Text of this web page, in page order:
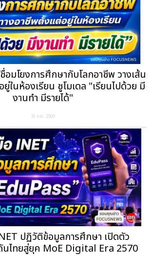
อมโยงการศึกษากับโลกอาชีพ วางเส้น
ในห้องเรียน ชูโมเดล "เรียนไปด้วย มี
งานทำ มีรายได้"
31 ก.ค. 2569
ปฏิวัติข้อมูลการศึกษา เปิดตัว
ไทยสู่ยุค MoE Digital Era 2570